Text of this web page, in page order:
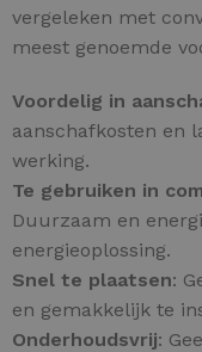
vergeleken met
meest genoemde
Voordelig in
aanschafkosten en
werking.
Te gebruiken in
Duurzaam en
energieoplossing.
Snel te plaatsen:
en gemakkelijk te
Onderhoudsvrij: